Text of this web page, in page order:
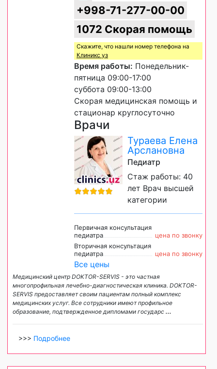
+998-71-277-00-00
1072 Скорая помощь
Скажите, что нашли номер телефона на
Клиникс уз
Время работы: Понедельник-
пятница 09:00-17:00
суббота 09:00-13:00
Скорая медицинская помощь и
стационар круглосуточно
Врачи
Тураева Елена
Арслановна
Педиатр
Стаж работы: 40
лет Врач высшей
категории
Первичная консультация
педиатра
цена по звонку
Вторичная консультация
педиатра
цена по звонку
Все цены
Медицинский центр DOKTOR-SERVIS - это частная
многопрофильная лечебно-диагностическая клиника. DOKTOR-
SERVIS предоставляет своим пациентам полный комплекс
медицинских услуг. Все сотрудники имеют профильное
образование, подтвержденное дипломами государс ...
>>> Подробнее